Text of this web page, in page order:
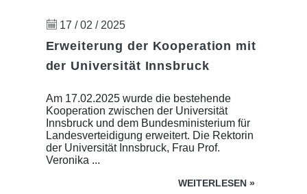
17 / 02 / 2025
Erweiterung der Kooperation mit
der Universität Innsbruck
Am 17.02.2025 wurde die bestehende
Kooperation zwischen der Universität
Innsbruck und dem Bundesministerium für
Landesverteidigung erweitert. Die Rektorin
der Universität Innsbruck, Frau Prof.
Veronika ...
WEITERLESEN »